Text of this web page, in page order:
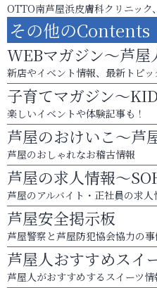
OTTO南芦屋浜皮膚科クリニック
その他のContents
WEBマガジン～芦屋
新店やイベント情報、最新トピッ
子育てマガジン～
楽しいイベントや体験記事も！
芦屋のおけいこ～
芦屋のおしゃれなお稽古情報
芦屋の求人情報～
芦屋のアルバイト・正社員の求人
芦屋安全掲示板
芦屋警察と芦屋防犯協会協力の
芦屋人おすすめスイ
芦屋人がおすすめするスイーツ情